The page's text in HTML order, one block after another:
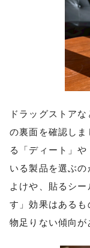
ドラッグストア
の裏面を確認し
る「ディート」や
いる製品を選ぶ
よけや、貼るシ
す」効果はある
物足りない傾向が